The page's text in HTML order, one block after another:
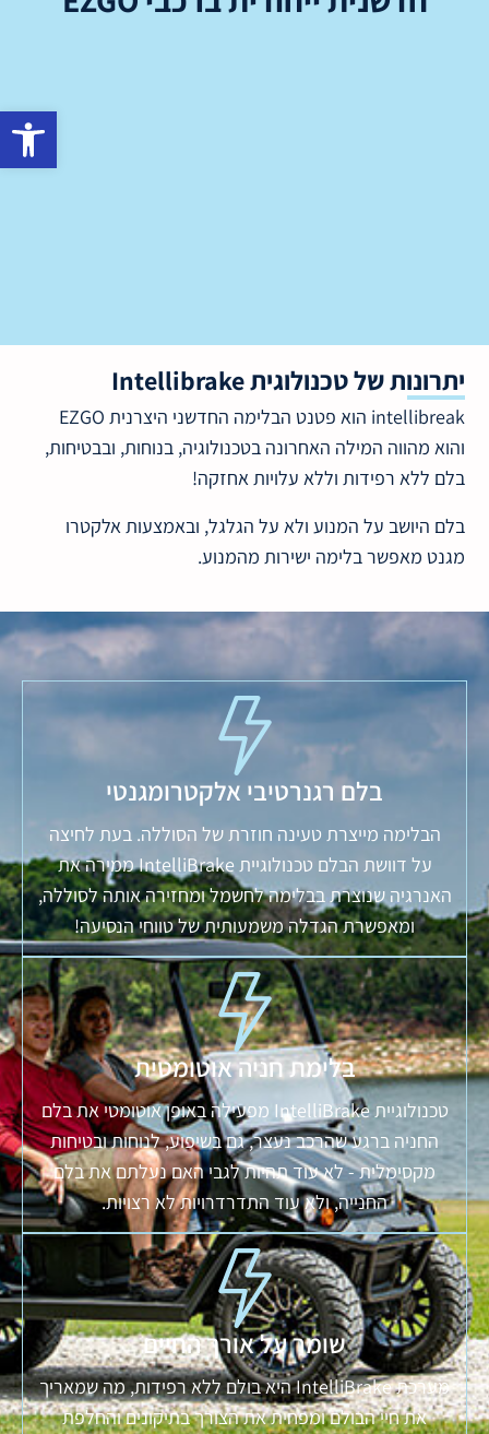
פתח סרגל נגישות
יתרונות של טכנולוגית Intellibrake
intellibreak הוא פטנט הבלימה החדשני היצרנית EZGO
והוא מהווה המילה האחרונה בטכנולוגיה, בנוחות, ובבטיחות,
בלם ללא רפידות וללא עלויות אחזקה!
בלם היושב על המנוע ולא על הגלגל, ובאמצעות אלקטרו
מגנט מאפשר בלימה ישירות מהמנוע.
בלם רגנרטיבי אלקטרומגנטי
הבלימה מייצרת טעינה חוזרת של הסוללה. בעת לחיצה
על דוושת הבלם טכנולוגיית IntelliBrake ממירה את
האנרגיה שנוצרת בבלימה לחשמל ומחזירה אותה לסוללה,
ומאפשרת הגדלה משמעותית של טווחי הנסיעה!
בלימת חניה אוטומטית
טכנולוגיית IntelliBrake מפעילה באופן אוטומטי את בלם
החניה ברגע שהרכב נעצר, גם בשיפוע, לנוחות ובטיחות
מקסימלית - לא עוד תהיות לגבי האם נעלתם את בלם
החנייה, ולא עוד התדרדרויות לא רצויות.
שומר על אורך החיים
מערכת IntelliBrake היא בולם ללא רפידות, מה שמאריך
את חיי הבולם ומפחית את הצורך בתיקונים והחלפת